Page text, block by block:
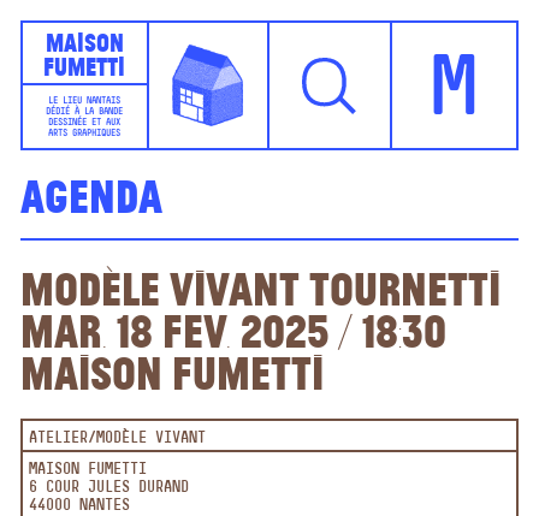
Maison
Fumetti
LE LIEU NANTAIS
DÉDIÉ À LA BANDE
DESSINÉE ET AUX
ARTS GRAPHIQUES
M
Agenda
Modèle vivant Tournetti
Mar. 18 fev. 2025 / 18:30
Maison Fumetti
ATELIER MODÈLE VIVANT
MAISON FUMETTI
6 COUR JULES DURAND
44000 NANTES